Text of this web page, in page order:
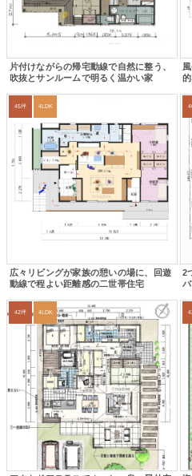
片付けながらの帰宅動線で自然に整う、
吹抜とサンルームで明るく温かい家
45坪 4LDK
広々リビングが家族の憩いの場に、回遊
動線で程よい距離感の二世帯住宅
2
42坪 4LDK